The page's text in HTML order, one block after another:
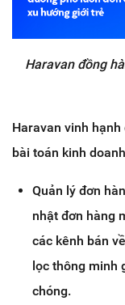
Haravan đồng
Haravan vinh
bài toán kinh
Quản lý đơn
nhật đơn hàng
các kênh bán
lọc thông minh
chóng.